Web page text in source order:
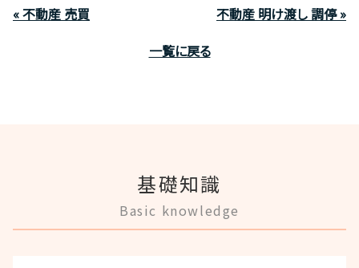
« 不動産 売買
不動産 明け渡し 調停 »
一覧に戻る
基礎知識
Basic knowledge